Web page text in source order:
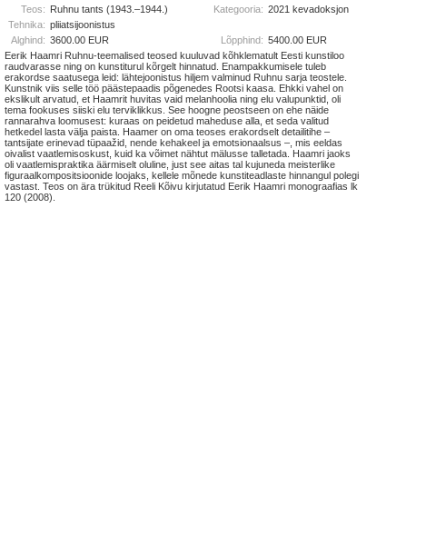
Teos: Ruhnu tants (1943.–1944.) Kategooria: 2021 kevadoksjon
Tehnika: pliiatsijoonistus
Alghind: 3600.00 EUR Lõpphind: 5400.00 EUR
Eerik Haamri Ruhnu-teemalised teosed kuuluvad kõhklematult Eesti kunstiloo
raudvarasse ning on kunstiturul kõrgelt hinnatud. Enampakkumisele tuleb
erakordse saatusega leid: lähtejoonistus hiljem valminud Ruhnu sarja teostele.
Kunstnik viis selle töö päästepaadis põgenedes Rootsi kaasa. Ehkki vahel on
ekslikult arvatud, et Haamrit huvitas vaid melanhoolia ning elu valupunktid, oli
tema fookuses siiski elu terviklikkus. See hoogne peostseen on ehe näide
rannarahva loomusest: kuraas on peidetud maheduse alla, et seda valitud
hetkedel lasta välja paista. Haamer on oma teoses erakordselt detailitihe –
tantsijate erinevad tüpaažid, nende kehakeel ja emotsionaalsus –, mis eeldas
oivalist vaatlemisoskust, kuid ka võimet nähtut mälusse talletada. Haamri jaoks
oli vaatlemispraktika äärmiselt oluline, just see aitas tal kujuneda meisterlike
figuraalkompositsioonide loojaks, kellele mõnede kunstiteadlaste hinnangul polegi
vastast. Teos on ära trükitud Reeli Kõivu kirjutatud Eerik Haamri monograafias lk
120 (2008).